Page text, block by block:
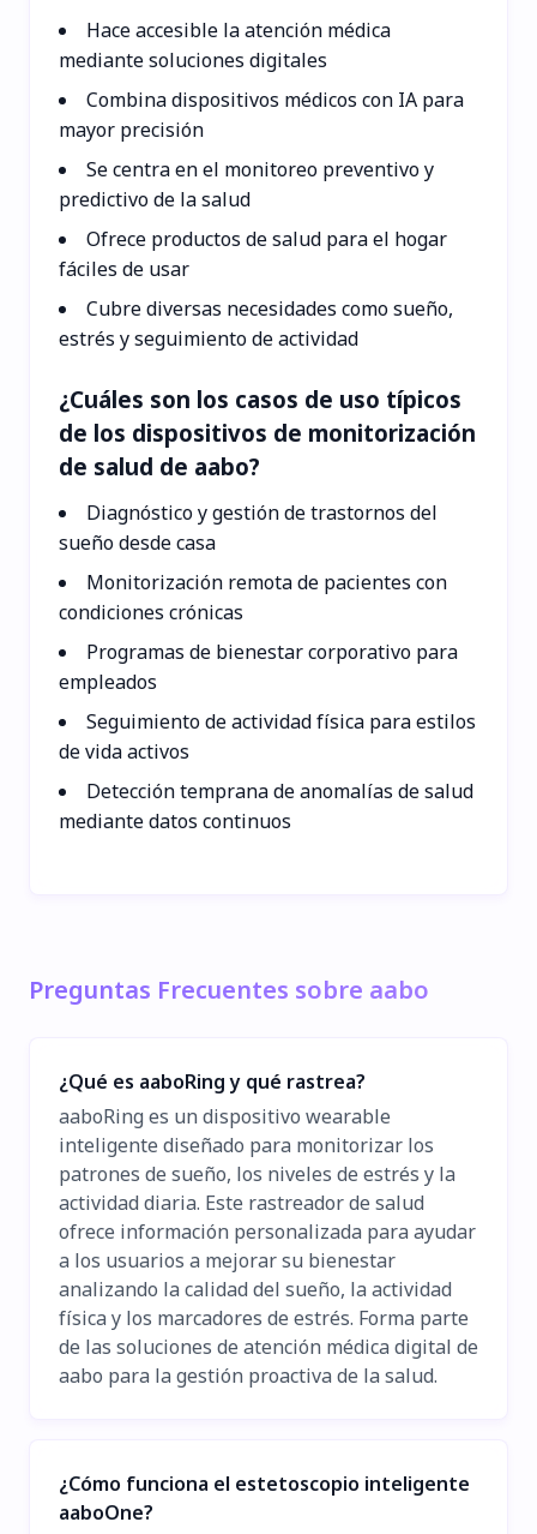
Hace accesible la atención médica
mediante soluciones digitales
Combina dispositivos médicos con IA para
mayor precisión
Se centra en el monitoreo preventivo y
predictivo de la salud
Ofrece productos de salud para el hogar
fáciles de usar
Cubre diversas necesidades como sueño,
estrés y seguimiento de actividad
¿Cuáles son los casos de uso típicos
de los dispositivos de monitorización
de salud de aabo?
Diagnóstico y gestión de trastornos del
sueño desde casa
Monitorización remota de pacientes con
condiciones crónicas
Programas de bienestar corporativo para
empleados
Seguimiento de actividad física para estilos
de vida activos
Detección temprana de anomalías de salud
mediante datos continuos
Preguntas Frecuentes sobre aabo
¿Qué es aaboRing y qué rastrea?
aaboRing es un dispositivo wearable
inteligente diseñado para monitorizar los
patrones de sueño, los niveles de estrés y la
actividad diaria. Este rastreador de salud
ofrece información personalizada para ayudar
a los usuarios a mejorar su bienestar
analizando la calidad del sueño, la actividad
física y los marcadores de estrés. Forma parte
de las soluciones de atención médica digital de
aabo para la gestión proactiva de la salud.
¿Cómo funciona el estetoscopio inteligente
aaboOne?